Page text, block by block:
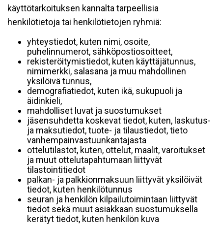
käyttötarkoituksen kannalta tarpeellisia
henkilötietoja tai henkilötietojen ryhmiä:
yhteystiedot, kuten nimi, osoite,
puhelinnumerot, sähköpostiosoitteet,
rekisteröitymistiedot, kuten käyttäjätunnus,
nimimerkki, salasana ja muu mahdollinen
yksilöivä tunnus,
demografiatiedot, kuten ikä, sukupuoli ja
äidinkieli,
mahdolliset luvat ja suostumukset
jäsensuhdetta koskevat tiedot, kuten, laskutus-
ja maksutiedot, tuote- ja tilaustiedot, tieto
vanhempainvastuunkantajasta
ottelutilastot, kuten, ottelut, maalit, varoitukset
ja muut ottelutapahtumaan liittyvät
tilastointitiedot
palkan- ja palkkionmaksuun liittyvät yksilöivät
tiedot, kuten henkilötunnus
seuran ja henkilön kilpailutoimintaan liittyvät
tiedot sekä muut asiakkaan suostumuksella
kerätyt tiedot, kuten henkilön kuva